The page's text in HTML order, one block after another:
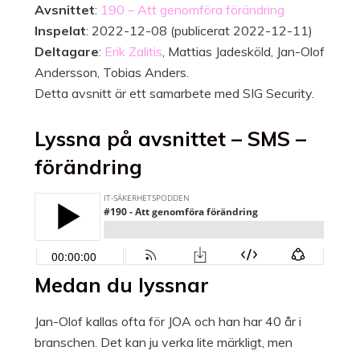
Avsnittet: 190 – Att genomföra förändring
Inspelat: 2022-12-08 (publicerat 2022-12-11)
Deltagare: Erik Zalitis , Mattias Jadesköld, Jan-Olof
Andersson, Tobias Anders.
Detta avsnitt är ett samarbete med SIG Security.
Lyssna på avsnittet – SMS –
förändring
Medan du lyssnar
Jan-Olof kallas ofta för JOA och han har 40 år i
branschen. Det kan ju verka lite märkligt, men